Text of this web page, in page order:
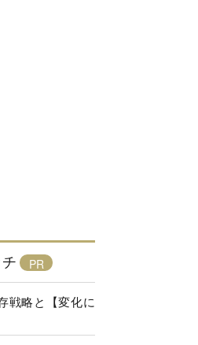
戦略と【変化に